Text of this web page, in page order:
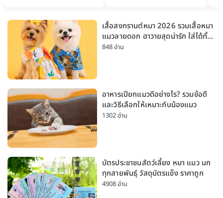
เสื้อสงกรานต์หมา 2026 รวมเสื้อหมา
แมวลายดอก ฮาวายสุดน่ารัก ใส่ได้ทั้ง
หมาเล็กและหมาใหญ่
848 อ่าน
อาหารเปียกแมวดีอย่างไร? รวมข้อดี
และวิธีเลือกให้เหมาะกับน้องแมว
1302 อ่าน
บัตรประชาชนสัตว์เลี้ยง หมา แมว นก
ทุกสายพันธุ์ วัสดุบัตรแข็ง ราคาถูก
4908 อ่าน